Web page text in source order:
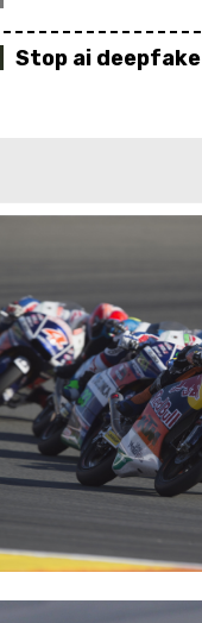
supertropicali …
Stop ai deepfake
colleziona
MotoGP, GP Gran
Bretagna:
pronostici e
orari Sprint Race
e gara, dove
vederle in TV
Esodo da bollino
viaggio: orari del